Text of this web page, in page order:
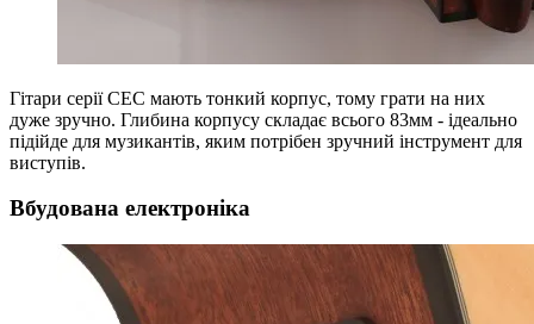
Гітари серії CEC мають тонкий корпус, тому грати на них
дуже зручно. Глибина корпусу складає всього 83мм - ідеально
підійде для музикантів, яким потрібен зручний інструмент для
виступів.
Вбудована електроніка